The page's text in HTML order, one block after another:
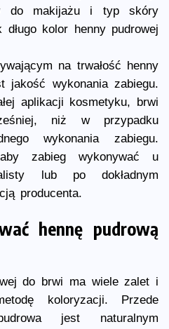
do makijażu i typ skóry
kolor henny pudrowej
na trwałość henny
jakość wykonania zabiegu.
aplikacji kosmetyku, brwi
niż w przypadku
wykonania zabiegu.
zabieg wykonywać u
lub po dokładnym
producenta.
hennę pudrową
do brwi ma wiele zalet i
koloryzacji. Przede
jest naturalnym